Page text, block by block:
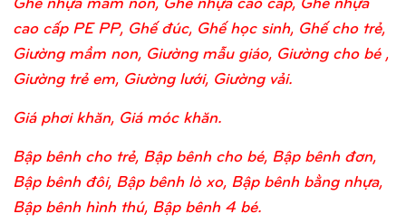
cao cấp PE PP, Ghế đúc, Ghế học sinh, Ghế cho trẻ,
Giường mầm non, Giường mẫu giáo, Giường cho bé ,
Giường trẻ em, Giường lưới, Giường vải.
Giá phơi khăn, Giá móc khăn.
Bập bênh cho trẻ, Bập bênh cho bé, Bập bênh đơn,
Bập bênh đôi, Bập bênh lò xo, Bập bênh bằng nhựa,
Bập bênh hình thú, Bập bênh 4 bé.